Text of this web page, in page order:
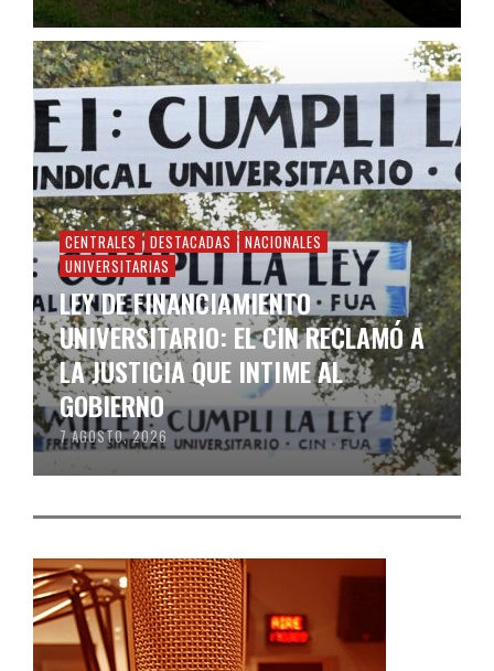
CENTRALES DESTACADAS
NACIONALES
UNIVERSITARIAS
LEY DE FINANCIAMIENTO
UNIVERSITARIO: EL CIN RECLAMÓ A
LA JUSTICIA QUE INTIME AL
GOBIERNO
7 AGOSTO, 2026